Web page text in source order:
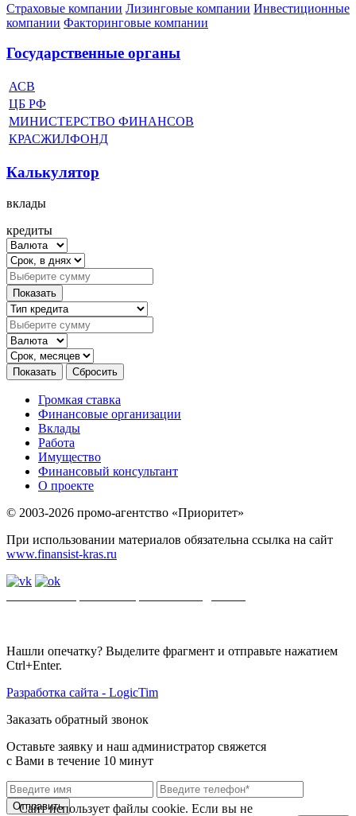
Страховые компании Лизинговые компании Инвестиционные
компании Факторинговые компании
Государственные органы
АСВ
ЦБ РФ
МИНИСТЕРСТВО ФИНАНСОВ
КРАСЖИЛФОНД
Калькулятор
вклады
кредиты
Громкая ставка
Финансовые организации
Вклады
Работа
Имущество
Финансовый консультант
О проекте
© 2003-2026 промо-агентство «Приоритет»
При использовании материалов обязательна ссылка на сайт
www.finansist-kras.ru
Нашли опечатку? Выделите фрагмент и отправьте нажатием
Ctrl+Enter.
Разработка сайта - LogicTim
Заказать обратный звонок
Оставьте заявку и наш администратор свяжется
с Вами в течение 10 минут
Отправить
Сайт использует файлы cookie. Если вы не